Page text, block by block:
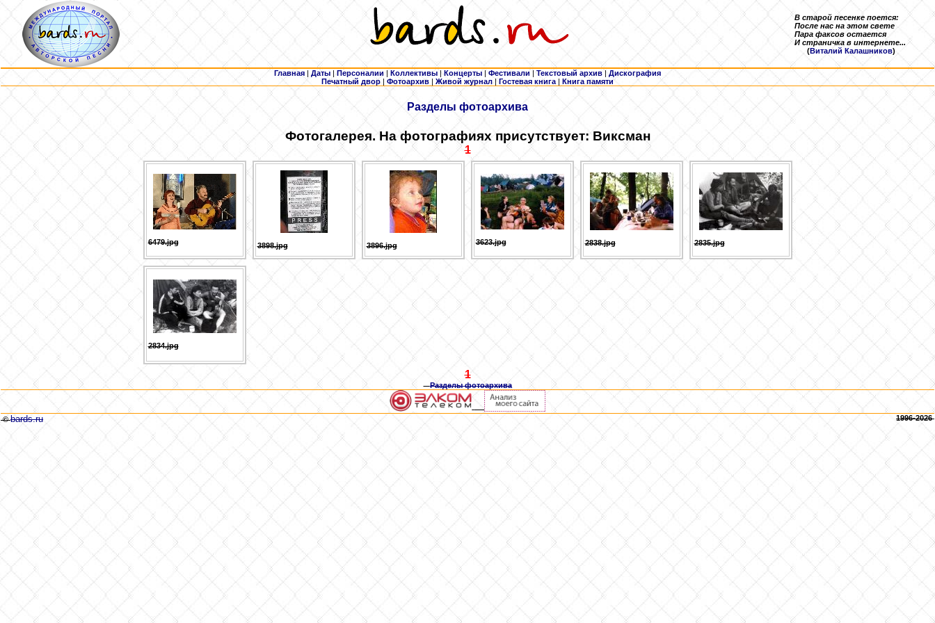
В старой песенке поется:
После нас на этом свете
Пара факсов остается
И страничка в интернете...
(Виталий Калашников)
Главная | Даты | Персоналии | Коллективы | Концерты | Фестивали | Текстовый архив | Дискография
Печатный двор | Фотоархив | Живой журнал |Гостевая книга | Книга памяти
Разделы фотоархива
Фотогалерея. На фотографиях присутствует: Виксман
1
6479.jpg 3898.jpg 3896.jpg 3623.jpg 2838.jpg 2835.jpg
2834.jpg
1
Разделы фотоархива
©bards.ru 1996-2026